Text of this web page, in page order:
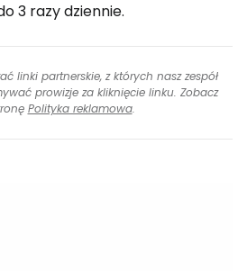
3 razy dziennie.
linki partnerskie, z których nasz zespół
prowizje za kliknięcie linku. Zobacz
Polityka reklamowa.